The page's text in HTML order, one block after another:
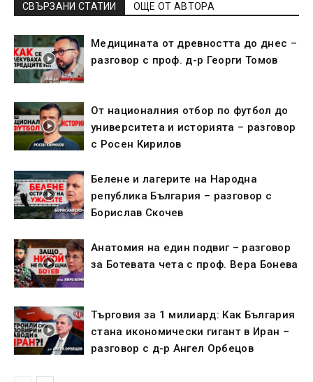
СВЪРЗАНИ СТАТИИ ОЩЕ ОТ АВТОРА
Медицината от древността до днес –
разговор с проф. д-р Георги Томов
От националния отбор по футбол до
университета и историята – разговор
с Росен Кирилов
Белене и лагерите на Народна
република България – разговор с
Борислав Скочев
Анатомия на един подвиг – разговор
за Ботевата чета с проф. Вера Бонева
Търговия за 1 милиард: Как България
стана икономически гигант в Иран –
разговор с д-р Ангел Орбецов